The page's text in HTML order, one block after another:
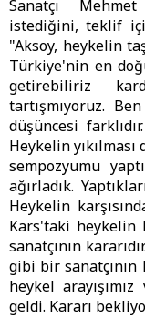
Sanatçı
istediğini, teklif
"Aksoy, heykelin
Türkiye'nin en
getirebiliriz
tartışmıyoruz.
düşüncesi
Heykelin yıkılması
sempozyumu
ağırladık.
Heykelin
Kars'taki heykelin
sanatçının
gibi bir
heykel
geldi. Kararı